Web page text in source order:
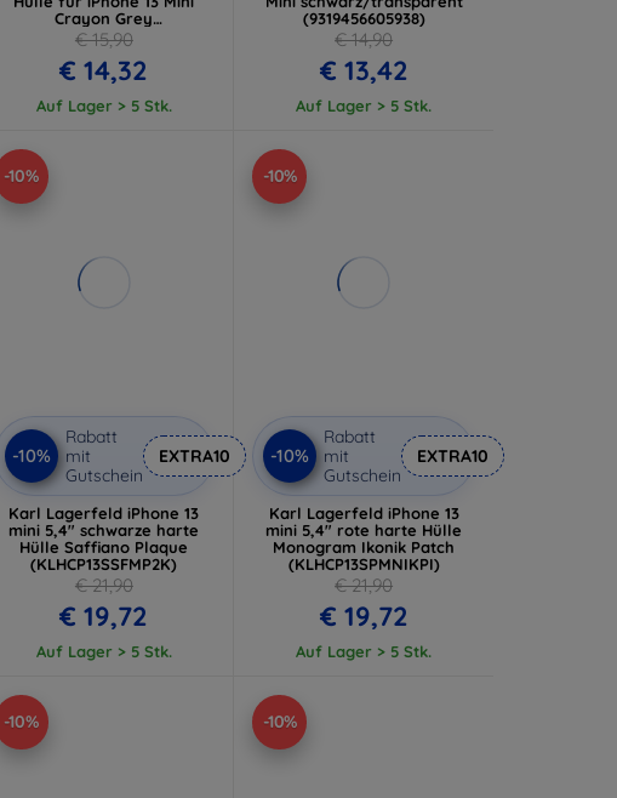
Crayon Grey
(5906302376117)
€ 15,90
€ 14,32
Auf Lager > 5 Stk.
(9319456605938)
€ 14,90
€ 13,42
Auf Lager > 5 Stk.
-10%
-10%
Rabatt
mit
Gutschein
EXTRA10
Karl Lagerfeld iPhone 13
mini 5,4" schwarze harte
Hülle Saffiano Plaque
(KLHCP13SSFMP2K)
€ 21,90
€ 19,72
Auf Lager > 5 Stk.
-10%
-10%
Rabatt
mit
Gutschein
EXTRA10
Karl Lagerfeld iPhone 13
mini 5,4" rote harte Hülle
Monogram Ikonik Patch
(KLHCP13SPMNIKPI)
€ 21,90
€ 19,72
Auf Lager > 5 Stk.
-10% -10%